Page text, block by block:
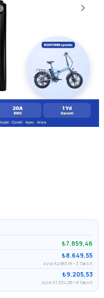
₺7.859,46
₺8.649,55
Aylık ₺2.883,18 × 3 Taksit
₺9.205,53
Aylık ₺1.534,26 × 6 Taksit